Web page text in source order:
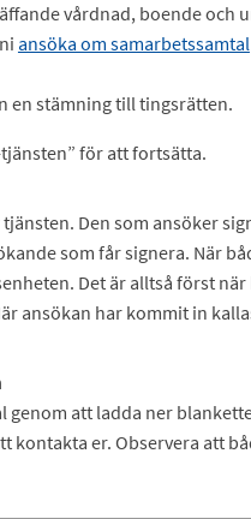
vårdnad, boende och
ansöka om samarbetssamtal
en stämning till tingsrätten.
för att fortsätta.
Den som ansöker
som får signera. När
Det är alltså först
ansökan har kommit in
genom att ladda ner
kontakta er. Observera att